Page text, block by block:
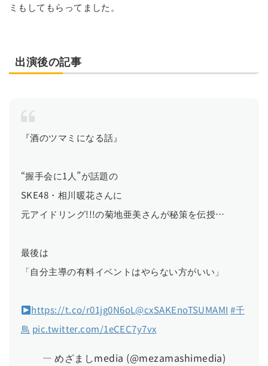
ミもしてもらってました。
出演後の記事
『酒のツマミになる話』
“握手会に1人”が話題の
SKE48・相川暖花さんに
元アイドリング!!!の菊地亜美さんが秘策を伝授…
最後は
「自分主導の有料イベントはやらない方がいい」
https://t.co/r01jg0N6oL@cxSAKEnoTSUMAMI #千
鳥 pic.twitter.com/1eCEC7y7vx
— めざましmedia (@mezamashimedia)